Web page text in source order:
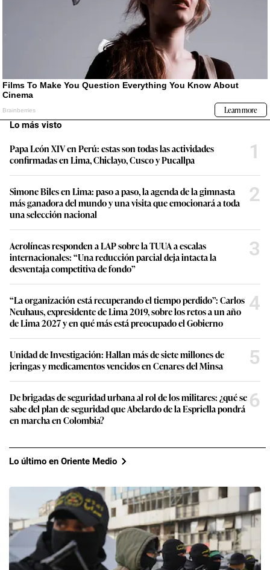
Lo más visto
Papa León XIV en Perú: estas son todas las actividades
confirmadas en Lima, Chiclayo, Cusco y Pucallpa
1
Simone Biles en Lima: paso a paso, la agenda de la gimnasta
más ganadora del mundo y una visita que emocionará a toda
una selección nacional
2
Aerolíneas responden a LAP sobre la TUUA a escalas
internacionales: “Una reducción parcial deja intacta la
desventaja competitiva de fondo”
3
“La organización está recuperando el tiempo perdido”: Carlos
Neuhaus, expresidente de Lima 2019, sobre los retos a un año
de Lima 2027 y en qué más está preocupado el Gobierno
4
Unidad de Investigación: Hallan más de siete millones de
jeringas y medicamentos vencidos en Cenares del Minsa
5
De brigadas de seguridad urbana al rol de los militares: ¿qué se
sabe del plan de seguridad que Abelardo de la Espriella pondrá
en marcha en Colombia?
6
Lo último en Oriente Medio